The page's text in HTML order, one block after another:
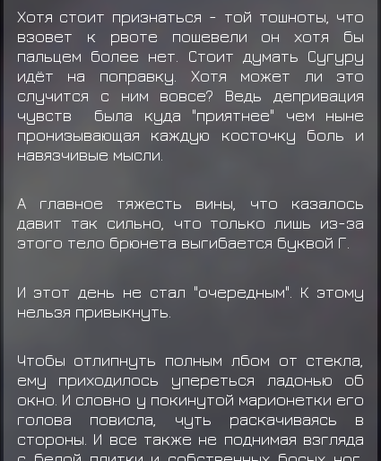
Хотя стоит признаться - той тошноты, что
взовет к рвоте пошевели он хотя бы
пальцем более нет. Стоит думать Сугуру
идёт на поправку. Хотя может ли это
случится с ним вовсе? Ведь депривация
чувств была куда "приятнее" чем ныне
пронизывающая каждую косточку боль и
навязчивые мысли.
А главное тяжесть вины, что казалось
давит так сильно, что только лишь из-за
этого тело брюнета выгибается буквой Г.
И этот день не стал "очередным". К этому
нельзя привыкнуть.
Чтобы отлипнуть полным лбом от стекла,
ему приходилось упереться ладонью об
окно. И словно у покинутой марионетки его
голова повисла, чуть раскачиваясь в
стороны. И все также не поднимая взгляда